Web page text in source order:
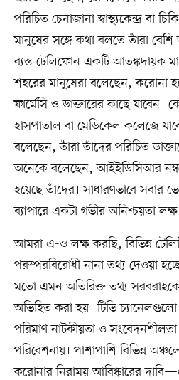
পরিচিত চেনাজানা স্বাস্থ্যকেন্দ্র বা
মানুষের সঙ্গে কথা বলতে তাঁরা বেশি
ব্যস্ত টেলিফোন একটি আতঙ্কদায়ক
শহরের মানুষেরা বলেছেন, করোনা
ফার্মেসি ও ডাক্তারের কাছে
হাসপাতাল বা মেডিকেল কলেজে
বলেছেন, তাঁরা তাঁদের পরিচিত
অনেকে বলেছেন, আইইডিসিআর
হয়েছে তাঁদের। সাধারণভাবে সবার
ব্যাপারে একটা গভীর অনিশ্চয়তা
আমরা এ-ও লক্ষ করছি, বিভিন্ন
পরস্পরবিরোধী নানা তথ্য দেওয়া
মতো এমন অতিরিক্ত তথ্য
অভিহিত করা হয়। টিভি
পরিমাণ নাটকীয়তা ও
পরিবেশনায়। পাশাপাশি বিভিন্ন
করোনার নিরাময় আবিষ্কারের